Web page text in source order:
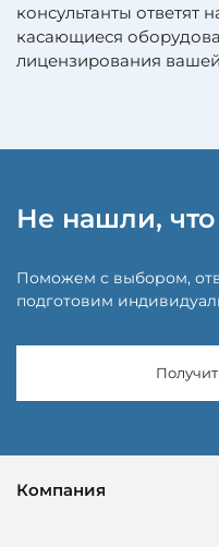
консультанты
касающиеся
лицензирования
Не нашли,
Поможем с выбором,
подготовим
Компания